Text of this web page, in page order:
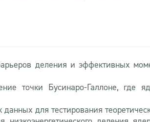
деления и эффективных
точки Бусинаро-Галлоне,
для тестирования